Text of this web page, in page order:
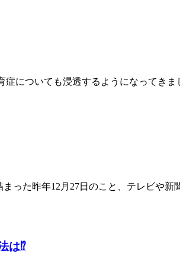
についても浸透するようになってき
った昨年12月27日のこと、テレビや
は⁉︎